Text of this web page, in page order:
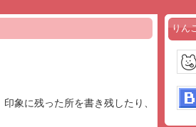
象に残った所を書き残したり、
りん